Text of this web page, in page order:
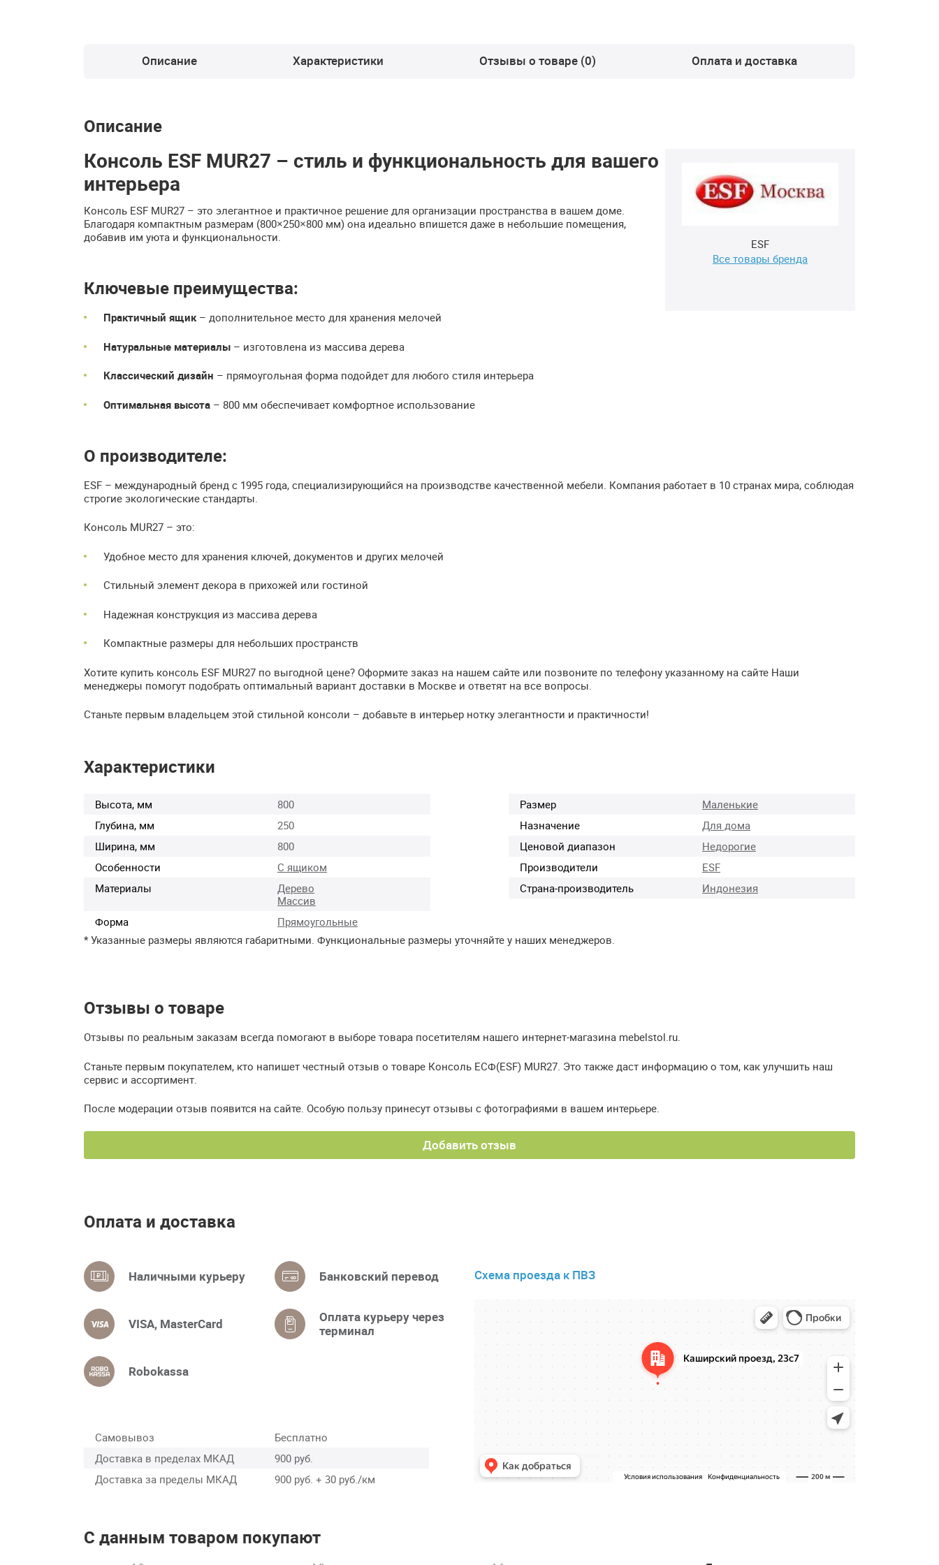
Описание Характеристики Отзывы о товаре (0) Оплата и доставка
Описание
ESF
Все товары бренда
Консоль ESF MUR27 – стиль и функциональность для вашего
интерьера
Консоль ESF MUR27 – это элегантное и практичное решение для организации пространства в вашем доме.
Благодаря компактным размерам (800×250×800 мм) она идеально впишется даже в небольшие помещения,
добавив им уюта и функциональности.
Ключевые преимущества:
Практичный ящик– дополнительное место для хранения мелочей
Натуральные материалы – изготовлена из массива дерева
Классический дизайн – прямоугольная форма подойдет для любого стиля интерьера
Оптимальная высота – 800 мм обеспечивает комфортное использование
О производителе:
ESF – международный бренд с 1995 года, специализирующийся на производстве качественной мебели. Компания работает в 10 странах мира, соблюдая
строгие экологические стандарты.
Консоль MUR27 – это:
Удобное место для хранения ключей, документов и других мелочей
Стильный элемент декора в прихожей или гостиной
Надежная конструкция из массива дерева
Компактные размеры для небольших пространств
Хотите купить консоль ESF MUR27 по выгодной цене? Оформите заказ на нашем сайте или позвоните по телефону указанному на сайте Наши
менеджеры помогут подобрать оптимальный вариант доставки в Москве и ответят на все вопросы.
Станьте первым владельцем этой стильной консоли – добавьте в интерьер нотку элегантности и практичности!
Характеристики
Высота, мм
800
Глубина, мм
250
Ширина, мм
800
Особенности
С ящиком
Материалы
Дерево
Массив
Форма
Прямоугольные
Размер
Маленькие
Назначение
Для дома
Ценовой диапазон
Недорогие
Производители
ESF
Страна-производитель
Индонезия
* Указанные размеры являются габаритными. Функциональные размеры уточняйте у наших менеджеров.
Отзывы о товаре
Отзывы по реальным заказам всегда помогают в выборе товара посетителям нашего интернет-магазина mebelstol.ru.
Станьте первым покупателем, кто напишет честный отзыв о товаре Консоль ЕСФ(ESF) MUR27. Это также даст информацию о том, как улучшить наш
сервис и ассортимент.
После модерации отзыв появится на сайте. Особую пользу принесут отзывы с фотографиями в вашем интерьере.
Добавить отзыв
Оплата и доставка
Наличными курьеру Банковский перевод
VISA, MasterCard
Оплата курьеру через
терминал
Robokassa
Самовывоз
Бесплатно
Доставка в пределах МКАД
900 руб.
Доставка за пределы МКАД
900 руб. + 30 руб./км
Схема проезда к ПВЗ
С данным товаром покупают